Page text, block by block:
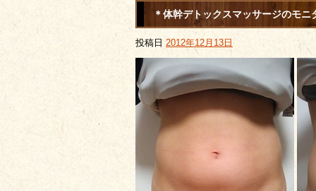
＊体幹デトックスマッサージのモニ
投稿日 2012年12月13日